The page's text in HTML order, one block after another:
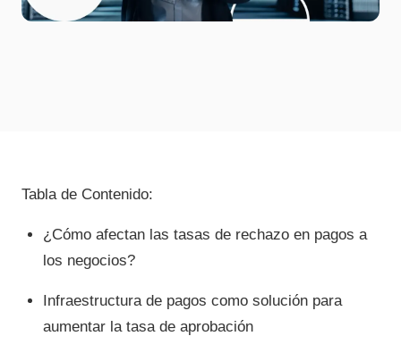
Tabla de Contenido:
¿Cómo afectan las tasas de rechazo en pagos a
los negocios?
Infraestructura de pagos como solución para
aumentar la tasa de aprobación